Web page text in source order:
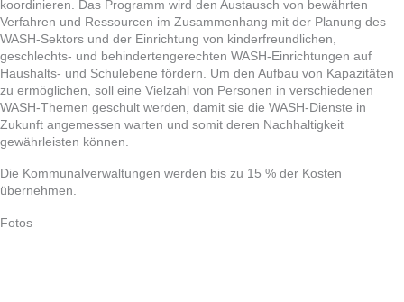
koordinieren. Das Programm wird den Austausch von bewährten
Verfahren und Ressourcen im Zusammenhang mit der Planung des
WASH-Sektors und der Einrichtung von kinderfreundlichen,
geschlechts- und behindertengerechten WASH-Einrichtungen auf
Haushalts- und Schulebene fördern. Um den Aufbau von Kapazitäten
zu ermöglichen, soll eine Vielzahl von Personen in verschiedenen
WASH-Themen geschult werden, damit sie die WASH-Dienste in
Zukunft angemessen warten und somit deren Nachhaltigkeit
gewährleisten können.
Die Kommunalverwaltungen werden bis zu 15 % der Kosten
übernehmen.
Fotos